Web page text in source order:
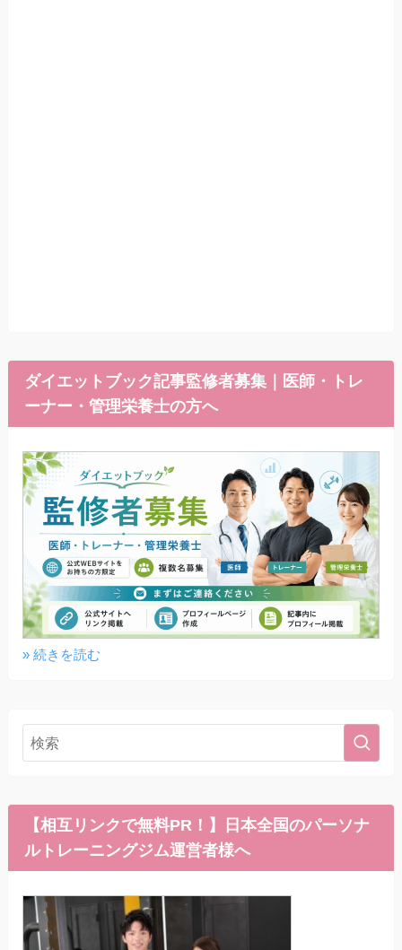
ダイエットブック記事監修者募集｜医師・トレ
ーナー・管理栄養士の方へ
» 続きを読む
【相互リンクで無料PR！】日本全国のパーソナ
ルトレーニングジム運営者様へ